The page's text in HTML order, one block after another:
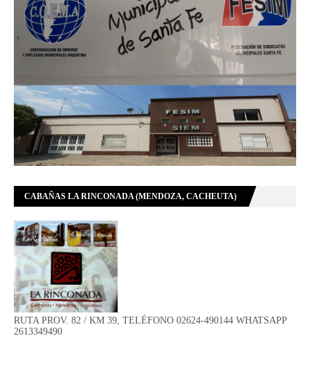
CABAÑAS LA RINCONADA (MENDOZA, CACHEUTA)
RUTA PROV. 82 / KM 39, TELÉFONO 02624-490144 WHATSAPP
2613349490